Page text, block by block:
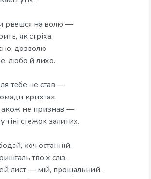
рвешся на волю —
як стріха.
дозволю
любо й лихо.
тебе не став —
крихтах.
не признав —
тіні стежок залитих.
хоч останній,
твоїх сліз.
лист — мій, прощальний.